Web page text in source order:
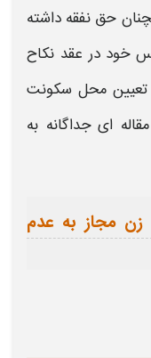
حق نفقه داشته
خود در عقد نکاح
تعیین محل سکونت
ای جداگانه به
زن مجاز به عدم